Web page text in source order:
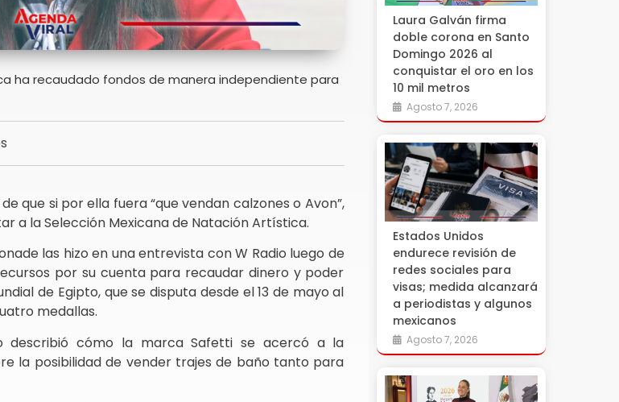
ha recaudado fondos de manera independiente para
que si por ella fuera “que vendan calzones o Avon”,
a la Selección Mexicana de Natación Artística.
las hizo en una entrevista con W Radio luego de
por su cuenta para recaudar dinero y poder
de Egipto, que se disputa desde el 13 de mayo al
medallas.
describió cómo la marca Safetti se acercó a la
la posibilidad de vender trajes de baño tanto para
Laura Galván firma
doble corona en Santo
Domingo 2026 al
conquistar el oro en los
10 mil metros
Agosto 7, 2026
Estados Unidos
endurece revisión de
redes sociales para
visas; medida alcanzará
a periodistas y algunos
mexicanos
Agosto 7, 2026